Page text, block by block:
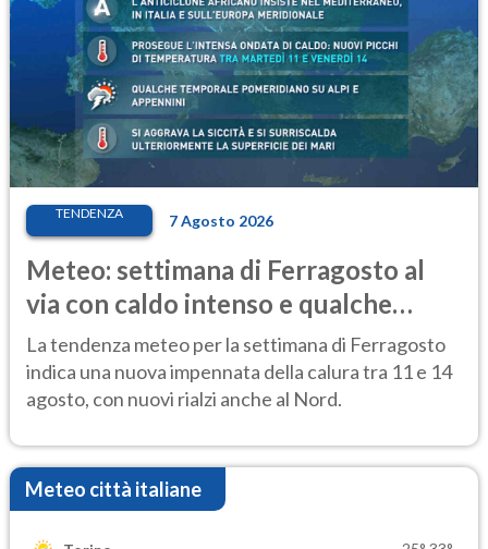
TENDENZA 7 Agosto 2026
Meteo: settimana di Ferragosto al
via con caldo intenso e qualche
temporale
La tendenza meteo per la settimana di Ferragosto
indica una nuova impennata della calura tra 11 e 14
agosto, con nuovi rialzi anche al Nord.
Meteo città italiane